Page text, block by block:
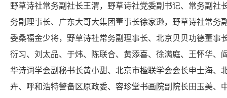
野草诗社常务副社长王渭，野草诗社党委副书记、常务副社
务副理事长、广东大哥大集团董事长徐家逊，野草诗社常务
委桑福金少将，野草诗社常务副理事长、北京贝贝功德董事
衍习、刘太品、于炜、陈联合、黄添喜、徐满庭、王怀华、
华诗词学会副秘书长黄小甜、北京市楹联学会会长申士海、
卉、呼和浩特警备区原政委、容珍堂书画院副院长田玉美、